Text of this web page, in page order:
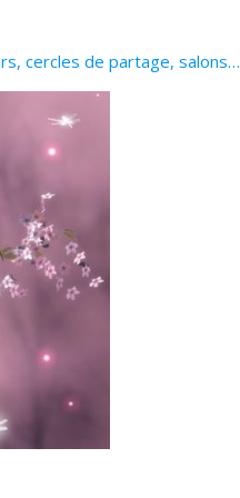
cercles de partage, salons…